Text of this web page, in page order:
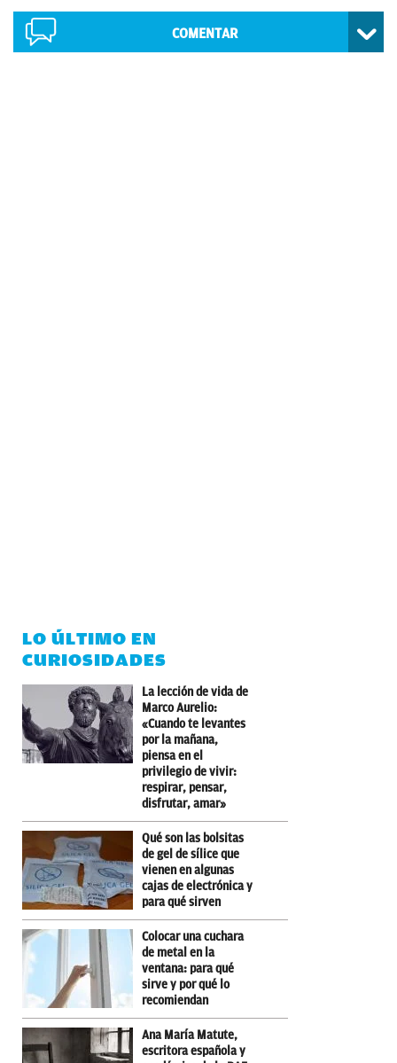
COMENTAR
LO ÚLTIMO EN
CURIOSIDADES
La lección de vida de
Marco Aurelio:
«Cuando te levantes
por la mañana,
piensa en el
privilegio de vivir:
respirar, pensar,
disfrutar, amar»
Qué son las bolsitas
de gel de sílice que
vienen en algunas
cajas de electrónica y
para qué sirven
Colocar una cuchara
de metal en la
ventana: para qué
sirve y por qué lo
recomiendan
Ana María Matute,
escritora española y